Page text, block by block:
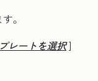
。
レートを選択]